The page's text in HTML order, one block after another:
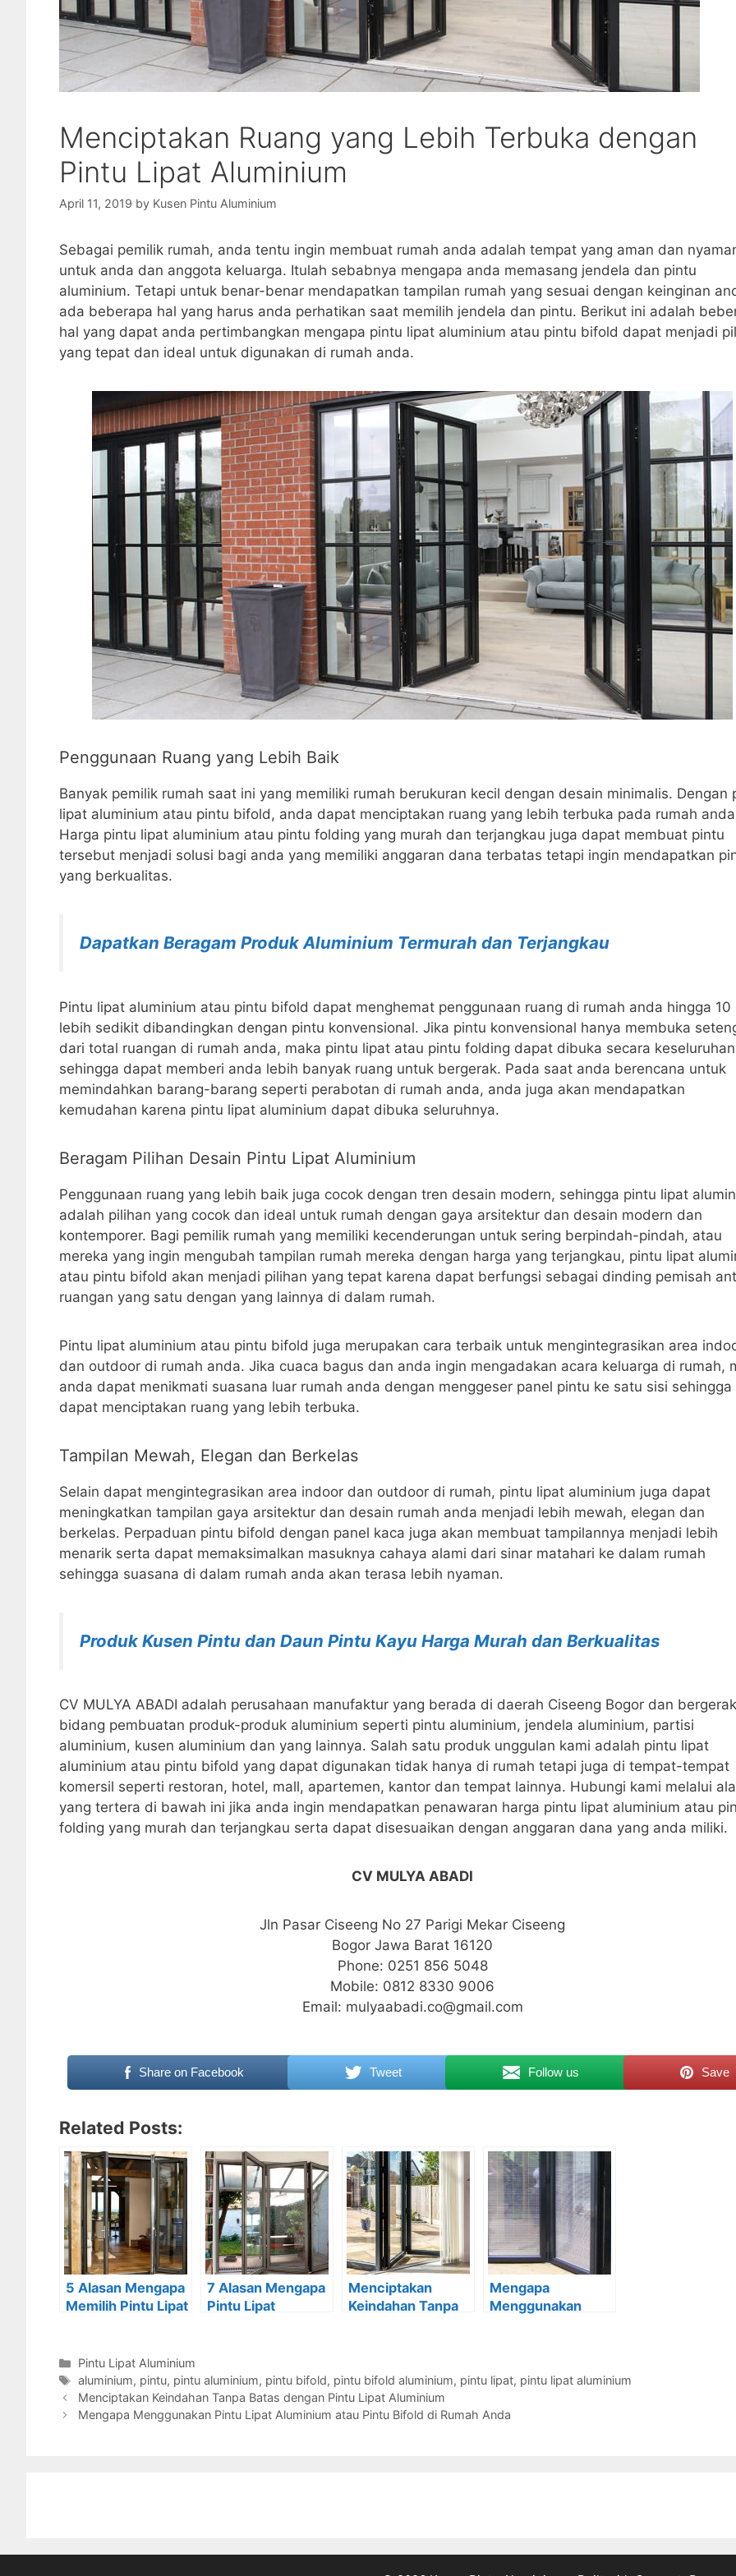
Menciptakan Ruang yang Lebih Terbuka dengan
Pintu Lipat Aluminium
April 11, 2019 by Kusen Pintu Aluminium
Sebagai pemilik rumah, anda tentu ingin membuat rumah anda adalah tempat yang aman dan
untuk anda dan anggota keluarga. Itulah sebabnya mengapa anda memasang jendela dan pintu
aluminium. Tetapi untuk benar-benar mendapatkan tampilan rumah yang sesuai dengan keinginan
ada beberapa hal yang harus anda perhatikan saat memilih jendela dan pintu. Berikut ini adalah
hal yang dapat anda pertimbangkan mengapa pintu lipat aluminium atau pintu bifold dapat menjadi
yang tepat dan ideal untuk digunakan di rumah anda.
Penggunaan Ruang yang Lebih Baik
Banyak pemilik rumah saat ini yang memiliki rumah berukuran kecil dengan desain minimalis. Dengan
lipat aluminium atau pintu bifold, anda dapat menciptakan ruang yang lebih terbuka pada rumah
Harga pintu lipat aluminium atau pintu folding yang murah dan terjangkau juga dapat membuat pintu
tersebut menjadi solusi bagi anda yang memiliki anggaran dana terbatas tetapi ingin mendapatkan
yang berkualitas.
Dapatkan Beragam Produk Aluminium Termurah dan Terjangkau
Pintu lipat aluminium atau pintu bifold dapat menghemat penggunaan ruang di rumah anda hingga 10
lebih sedikit dibandingkan dengan pintu konvensional. Jika pintu konvensional hanya membuka
dari total ruangan di rumah anda, maka pintu lipat atau pintu folding dapat dibuka secara keseluruhan
sehingga dapat memberi anda lebih banyak ruang untuk bergerak. Pada saat anda berencana untuk
memindahkan barang-barang seperti perabotan di rumah anda, anda juga akan mendapatkan
kemudahan karena pintu lipat aluminium dapat dibuka seluruhnya.
Beragam Pilihan Desain Pintu Lipat Aluminium
Penggunaan ruang yang lebih baik juga cocok dengan tren desain modern, sehingga pintu lipat
adalah pilihan yang cocok dan ideal untuk rumah dengan gaya arsitektur dan desain modern dan
kontemporer. Bagi pemilik rumah yang memiliki kecenderungan untuk sering berpindah-pindah, atau
mereka yang ingin mengubah tampilan rumah mereka dengan harga yang terjangkau, pintu lipat
atau pintu bifold akan menjadi pilihan yang tepat karena dapat berfungsi sebagai dinding pemisah
ruangan yang satu dengan yang lainnya di dalam rumah.
Pintu lipat aluminium atau pintu bifold juga merupakan cara terbaik untuk mengintegrasikan area
dan outdoor di rumah anda. Jika cuaca bagus dan anda ingin mengadakan acara keluarga di rumah,
anda dapat menikmati suasana luar rumah anda dengan menggeser panel pintu ke satu sisi sehingga
dapat menciptakan ruang yang lebih terbuka.
Tampilan Mewah, Elegan dan Berkelas
Selain dapat mengintegrasikan area indoor dan outdoor di rumah, pintu lipat aluminium juga dapat
meningkatkan tampilan gaya arsitektur dan desain rumah anda menjadi lebih mewah, elegan dan
berkelas. Perpaduan pintu bifold dengan panel kaca juga akan membuat tampilannya menjadi lebih
menarik serta dapat memaksimalkan masuknya cahaya alami dari sinar matahari ke dalam rumah
sehingga suasana di dalam rumah anda akan terasa lebih nyaman.
Produk Kusen Pintu dan Daun Pintu Kayu Harga Murah dan Berkualitas
CV MULYA ABADI adalah perusahaan manufaktur yang berada di daerah Ciseeng Bogor dan
bidang pembuatan produk-produk aluminium seperti pintu aluminium, jendela aluminium, partisi
aluminium, kusen aluminium dan yang lainnya. Salah satu produk unggulan kami adalah pintu lipat
aluminium atau pintu bifold yang dapat digunakan tidak hanya di rumah tetapi juga di tempat-tempat
komersil seperti restoran, hotel, mall, apartemen, kantor dan tempat lainnya. Hubungi kami melalui
yang tertera di bawah ini jika anda ingin mendapatkan penawaran harga pintu lipat aluminium atau
folding yang murah dan terjangkau serta dapat disesuaikan dengan anggaran dana yang anda miliki.
CV MULYA ABADI
Jln Pasar Ciseeng No 27 Parigi Mekar Ciseeng
Bogor Jawa Barat 16120
Phone: 0251 856 5048
Mobile: 0812 8330 9006
Email: mulyaabadi.co@gmail.com
Share on Facebook Tweet Follow us Save
Related Posts:
5 Alasan Mengapa
Memilih Pintu Lipat
7 Alasan Mengapa
Pintu Lipat
Menciptakan
Keindahan Tanpa
Mengapa
Menggunakan
Rumah Anda
Categories
Pintu Lipat Aluminium
Tags
aluminium, pintu, pintu aluminium, pintu bifold, pintu bifold aluminium, pintu lipat, pintu lipat aluminium
Post
navigation
Menciptakan Keindahan Tanpa Batas dengan Pintu Lipat Aluminium
Mengapa Menggunakan Pintu Lipat Aluminium atau Pintu Bifold di Rumah Anda